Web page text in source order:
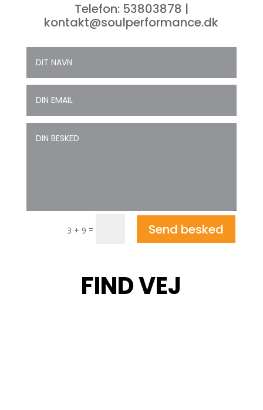
Telefon: 53803878 |
kontakt@soulperformance.dk
3 + 9 = Send besked
FIND VEJ